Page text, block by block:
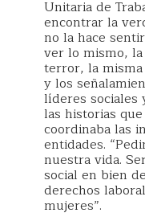
Unitaria de
encontrar la
no la hace
ver lo mismo,
terror, la
y los
líderes sociales
las historias
coordinaba las
entidades.
nuestra vida.
social en bien
derechos
mujeres”.